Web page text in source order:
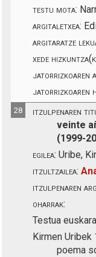
testu mota:
argitaletxea:
argitaratze
xede
jatorrizkoaren
jatorrizkoaren
28 itzulpenaren
veinte
(1999-
egilea: Uribe,
itzultzailea:
itzulpenaren
oharrak:
Testua
Kirmen
poema